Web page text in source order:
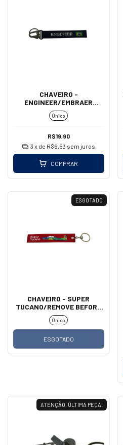
CHAVEIRO -
ENGINEER/EMBRAER
(MOSQUETÃO)
Único
R$19,90
3 x de R$6,63 sem juros
COMPRAR
ESGOTADO
CHAVEIRO - SUPER
TUCANO/REMOVE BEFORE
FLIGHT
Único
ESGOTADO
ATENÇÃO, ÚLTIMA PEÇA!